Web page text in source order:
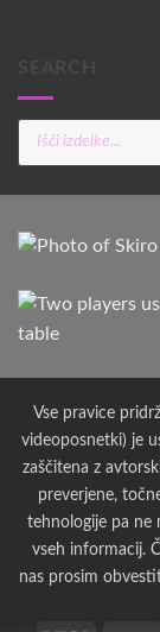
Products
search
Vse pravice
videoposnetki) je
zaščitena z
preverjene,
tehnologije pa ne
vseh informacij.
nas prosim